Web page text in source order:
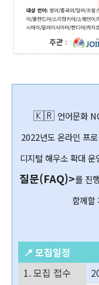
🇰🇷 언어문화
2022년도 온라인 프
디지털 해우소 확대 운
질문(FAQ)>를 진
함께
📍 모집일정
1. 모집 접수